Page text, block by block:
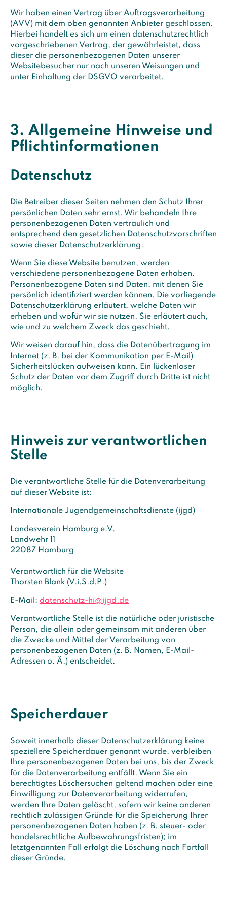
Wir haben einen Vertrag über Auftragsverarbeitung
(AVV) mit dem oben genannten Anbieter geschlossen.
Hierbei handelt es sich um einen datenschutzrechtlich
vorgeschriebenen Vertrag, der gewährleistet, dass
dieser die personenbezogenen Daten unserer
Websitebesucher nur nach unseren Weisungen und
unter Einhaltung der DSGVO verarbeitet.
3. Allgemeine Hinweise und
Pflicht­informationen
Datenschutz
Die Betreiber dieser Seiten nehmen den Schutz Ihrer
persönlichen Daten sehr ernst. Wir behandeln Ihre
personenbezogenen Daten vertraulich und
entsprechend den gesetzlichen Datenschutzvorschriften
sowie dieser Datenschutzerklärung.
Wenn Sie diese Website benutzen, werden
verschiedene personenbezogene Daten erhoben.
Personenbezogene Daten sind Daten, mit denen Sie
persönlich identifiziert werden können. Die vorliegende
Datenschutzerklärung erläutert, welche Daten wir
erheben und wofür wir sie nutzen. Sie erläutert auch,
wie und zu welchem Zweck das geschieht.
Wir weisen darauf hin, dass die Datenübertragung im
Internet (z. B. bei der Kommunikation per E-Mail)
Sicherheitslücken aufweisen kann. Ein lückenloser
Schutz der Daten vor dem Zugriff durch Dritte ist nicht
möglich.
Hinweis zur verantwortlichen
Stelle
Die verantwortliche Stelle für die Datenverarbeitung
auf dieser Website ist:
Internationale Jugendgemeinschaftsdienste (ijgd)
Landesverein Hamburg e.V.
Landwehr 11
22087 Hamburg
Verantwortlich für die Website
Thorsten Blank (V.i.S.d.P.)
E-Mail: datenschutz-hi@ijgd.de
Verantwortliche Stelle ist die natürliche oder juristische
Person, die allein oder gemeinsam mit anderen über
die Zwecke und Mittel der Verarbeitung von
personenbezogenen Daten (z. B. Namen, E-Mail-
Adressen o. Ä.) entscheidet.
Speicherdauer
Soweit innerhalb dieser Datenschutzerklärung keine
speziellere Speicherdauer genannt wurde, verbleiben
Ihre personenbezogenen Daten bei uns, bis der Zweck
für die Datenverarbeitung entfällt. Wenn Sie ein
berechtigtes Löschersuchen geltend machen oder eine
Einwilligung zur Datenverarbeitung widerrufen,
werden Ihre Daten gelöscht, sofern wir keine anderen
rechtlich zulässigen Gründe für die Speicherung Ihrer
personenbezogenen Daten haben (z. B. steuer- oder
handelsrechtliche Aufbewahrungsfristen); im
letztgenannten Fall erfolgt die Löschung nach Fortfall
dieser Gründe.